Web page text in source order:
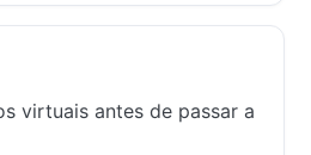
virtuais antes de passar a